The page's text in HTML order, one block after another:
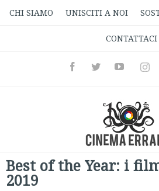
CHI SIAMO UNISCITI A NOI
CONTATTACI
FacebookTwitterYoutube
Best of the Year: i
2019